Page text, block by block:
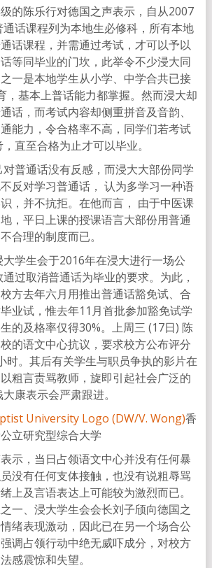
的陈乐行对德国之声表示，自从2007
话课程列为本地生必修科，所有本地
话课程，并需通过考试，才可以予以
等同毕业的门坎，此举令不少浸大同
一是本地学生从小学、中学合共已接
，基本上普话能力都掌握。然而浸大却
话，而考试内容却侧重拼音及音韵、
能力，令合格率不高，同学们若考试
直至合格为止才可以毕业。
普通话没有反感，而浸大大部份同学
反对学习普通话， 认为多学习一种语
，并不抗拒。在他而言， 由于中医课
，平日上课的授课语言大部份用普通
合理的制度而已。
学生会于2016年在浸大进行一场公
过取消普通话为毕业的要求。为此，
方去年六月用推出普通话豁免试、合
业试，惟去年11月首批参加豁免试学
的及格率仅得30%。上周三 (17日) 陈
的语文中心抗议，要求校方公布评分
时。其后有关学生与职员争执的影片在
粗言责骂教师，旋即引起社会广泛的
康表示会严肃跟进。
香
立研究型综合大学
示，当日占领语文中心并没有任何暴
没有任何支体接触，也没有说粗辱骂
上及言语表达上可能较为激烈而已。
一、浸大学生会会长刘子颀向德国之
绪表现激动，因此已在另一个场合公
调占领行动中绝无威吓成分，对校方
感震惊和失望。